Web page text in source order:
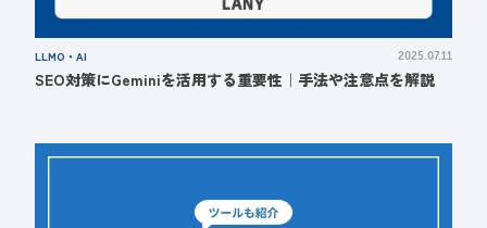
LLMO・AI 2025.07.11
SEO対策にGeminiを活用する重要性｜手法や注意点を解説